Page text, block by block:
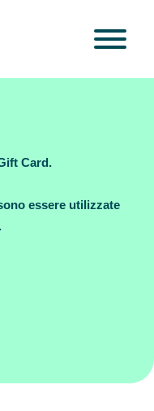
Card.
essere utilizzate